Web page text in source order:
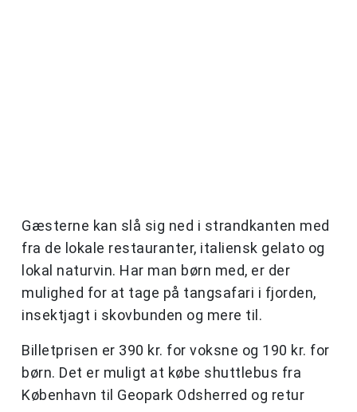
Gæsterne kan slå sig ned i strandkanten med
fra de lokale restauranter, italiensk gelato og
lokal naturvin. Har man børn med, er der
mulighed for at tage på tangsafari i fjorden,
insektjagt i skovbunden og mere til.
Billetprisen er 390 kr. for voksne og 190 kr. for
børn. Det er muligt at købe shuttlebus fra
København til Geopark Odsherred og retur